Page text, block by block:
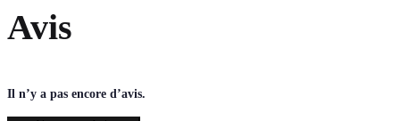
Avis
Il n’y a pas encore d’avis.